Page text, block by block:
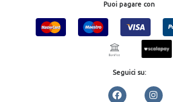
Puoi pagare con
Seguici su: